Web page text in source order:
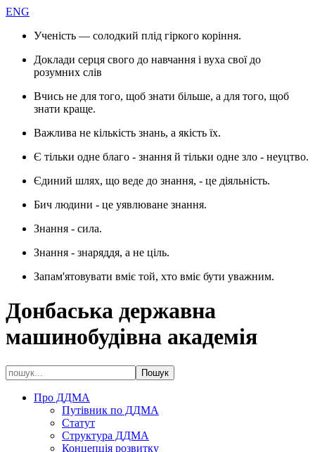
ENG
Ученість — солодкий плід гіркого коріння.
Доклади серця свого до навчання і вуха свої до
розумних слів
Вчись не для того, щоб знати більше, а для того, щоб
знати краще.
Важлива не кількість знань, а якість їх.
Є тільки одне благо - знання й тільки одне зло - неуцтво.
Єдиний шлях, що веде до знання, - це діяльність.
Бич людини - це уявлюване знання.
Знання - сила.
Знання - знаряддя, а не ціль.
Запам'ятовувати вміє той, хто вміє бути уважним.
Донбаська державна
машинобудівна академія
Про ДДМА
Путівник по ДДМА
Статут
Структура ДДМА
Концепція розвитку